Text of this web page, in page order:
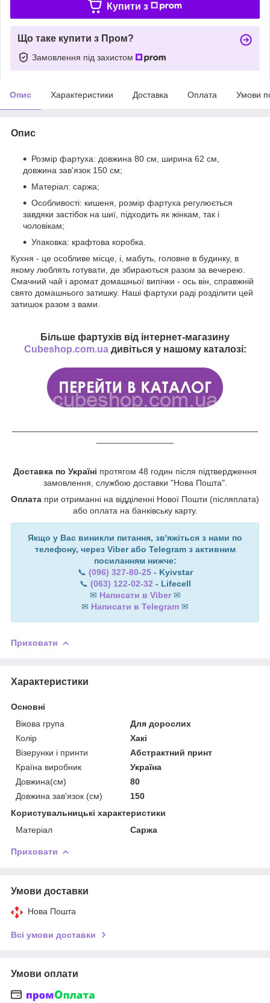
Купити з
Що таке купити з Пром?
Замовлення під захистом
Опис Характеристики Доставка Оплата Умови
Опис
Розмір фартуха: довжина 80 см, ширина 62 см,
довжина зав'язок 150 см;
Матеріал: саржа;
Особливості: кишеня, розмір фартуха регулюється
завдяки застібок на шиї, підходить як жінкам, так і
чоловікам;
Упаковка: крафтова коробка.
Кухня - це особливе місце, і, мабуть, головне в будинку, в
якому люблять готувати, де збираються разом за вечерею.
Смачний чай і аромат домашньої випічки - ось він, справжній
свято домашнього затишку. Наші фартухи раді розділити цей
затишок разом з вами.
Більше фартухів від інтернет-магазину
Cubeshop.com.uaдивіться у нашому каталозі:
Доставка по Україні протягом 48 годин після підтвердження
замовлення, службою доставки "Нова Пошта".
Оплата при отриманні на відділенні Нової Пошти (післяплата)
або оплата на банківську карту.
Якщо у Вас виникли питання, зв'яжіться з нами по
телефону, через Viber або Telegram з активним
посиланням нижче:
📞 (096) 327-80-25- Kyivstar
📞 (063) 122-02-32 - Lifecell
✉ Написати в Viber ✉
✉ Написати в Telegram ✉
Приховати
Характеристики
Основні
Вікова група
Для дорослих
Колір
Хакі
Візерунки і принти
Абстрактний принт
Країна виробник
Україна
Довжина(см)
80
Довжина зав'язок (см)
150
Користувальницькі характеристики
Матеріал
Саржа
Приховати
Умови доставки
Нова Пошта
Всі умови доставки
Умови оплати